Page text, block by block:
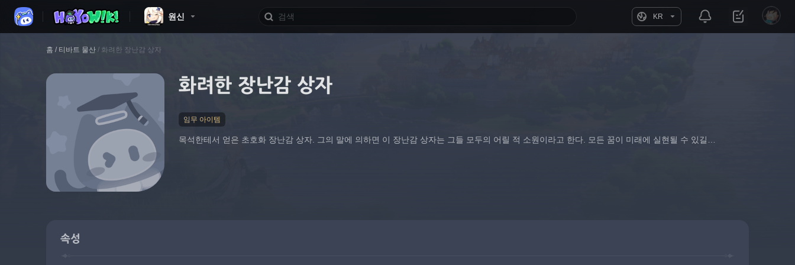
원신 KR
홈 / 티바트 물산 / 화려한 장난감 상자
화려한 장난감 상자
임무 아이템
목석한테서 얻은 초호화 장난감 상자. 그의 말에 의하면 이 장난감 상자는 그들 모두의 어릴 적 소원이라고 한다. 모든 꿈이 미래에 실현될 수 있길…
속성